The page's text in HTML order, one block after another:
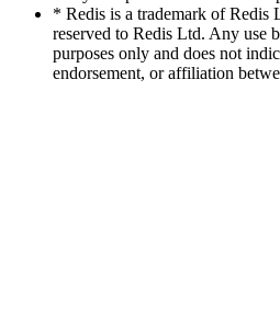
* Redis is a trademark of Redis
reserved to Redis Ltd. Any use
purposes only and does not
endorsement, or affiliation